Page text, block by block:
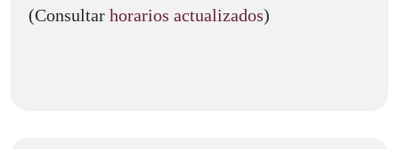
(Consultar horarios actualizados)